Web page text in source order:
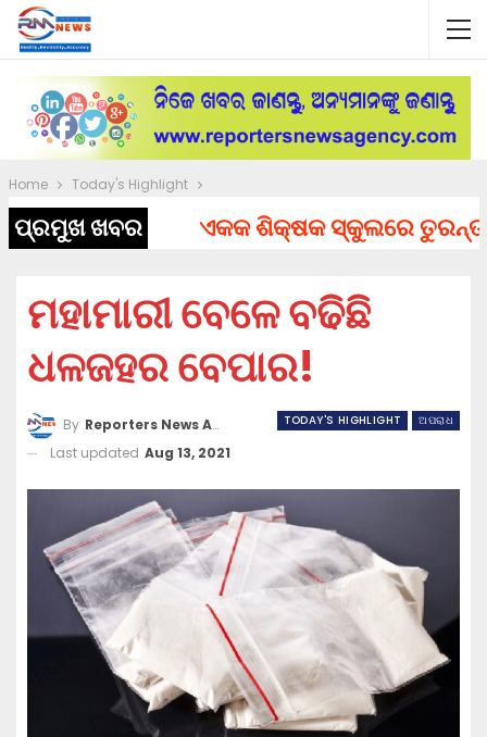
Home Today's Highlight
ପ୍ରମୁଖ ଖବର ଏକକ ଶିକ୍ଷକ ସ୍କୁଲରେ ତୁରନ୍ତ
ମହାମାରୀ ବେଳେ ବଢିଛି
ଧଳଜହର ବେପାର!
TODAY'S HIGHLIGHT ଅପରାଧ
By Reporters News Agency
Last updated Aug 13, 2021